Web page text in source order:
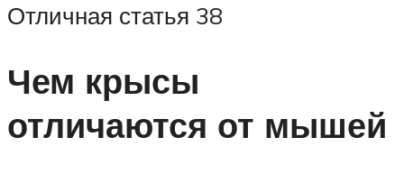
Отличная статья 38
Чем крысы
отличаются от мышей